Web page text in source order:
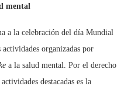
mental
a la celebración del día Mundial
organizadas por
a la salud mental. Por el derecho
destacadas es la